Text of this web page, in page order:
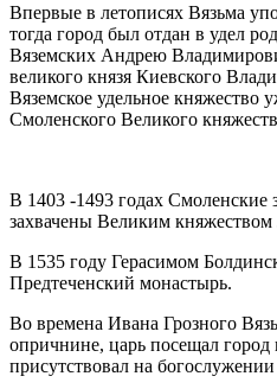
Впервые в летописях Вязьма
тогда город был отдан в удел
Вяземских Андрею
великого князя Киевского
Вяземское удельное княжество
Смоленского Великого
В 1403 -1493 годах Смоленские
захвачены Великим
В 1535 году Герасимом
Предтеченский монастырь.
Во времена Ивана Грозного
опричнине, царь посещал город
присутствовал на